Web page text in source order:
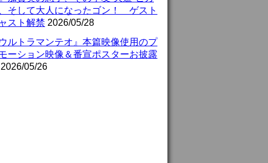
そして大人になったゴン！ ゲスト
スト解禁 2026/05/28
ウルトラマンテオ』本篇映像使用のプ
ーション映像＆番宣ポスターお披露
2026/05/26